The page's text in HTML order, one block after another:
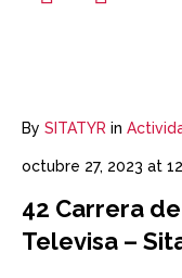
By SITATYR in
octubre 27, 2023 at
42 Carrera
Televisa –